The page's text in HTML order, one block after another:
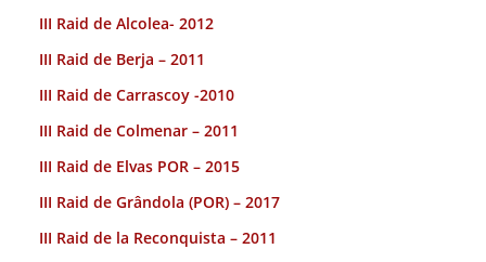
III Raid de Alcolea- 2012
III Raid de Berja – 2011
III Raid de Carrascoy -2010
III Raid de Colmenar – 2011
III Raid de Elvas POR – 2015
III Raid de Grândola (POR) – 2017
III Raid de la Reconquista – 2011